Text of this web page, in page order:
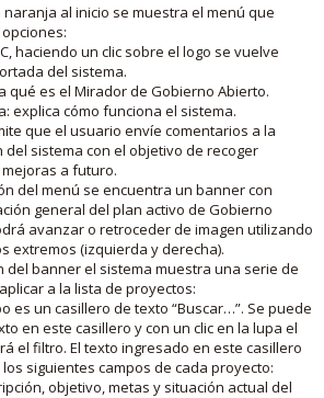
al inicio se muestra el menú que
haciendo un clic sobre el logo se vuelve
del sistema.
qué es el Mirador de Gobierno Abierto.
explica cómo funciona el sistema.
que el usuario envíe comentarios a la
del sistema con el objetivo de recoger
a futuro.
del menú se encuentra un banner con
general del plan activo de Gobierno
avanzar o retroceder de imagen utilizando
extremos (izquierda y derecha).
del banner el sistema muestra una serie de
a la lista de proyectos:
es un casillero de texto “Buscar…”. Se puede
en este casillero y con un clic en la lupa el
el filtro. El texto ingresado en este casillero
siguientes campos de cada proyecto:
objetivo, metas y situación actual del